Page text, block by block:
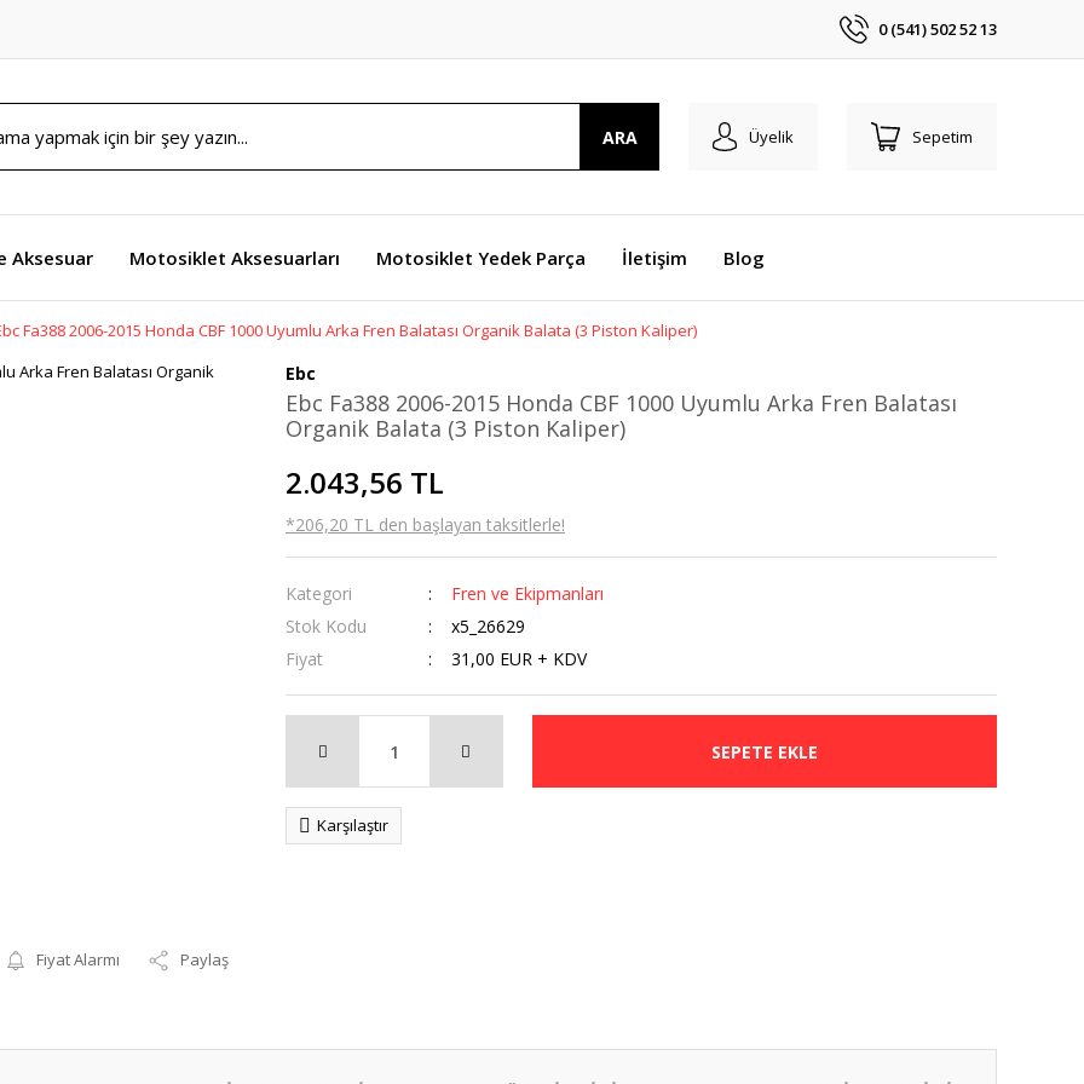
0 (541) 502 52 13
ARA Üyelik Sepetim
Aksesuar Motosiklet Aksesuarları Motosiklet Yedek Parça İletişim Blog
Fa388 2006-2015 Honda CBF 1000 Uyumlu Arka Fren Balatası Organik Balata (3 Piston Kaliper)
Fiyat Alarmı Paylaş
Ebc
Ebc Fa388 2006-2015 Honda CBF 1000 Uyumlu Arka Fren Balatası
Organik Balata (3 Piston Kaliper)
2.043,56 TL
*206,20 TL den başlayan taksitlerle!
Kategori
Fren ve Ekipmanları
Stok Kodu
x5_26629
Fiyat
31,00 EUR + KDV
SEPETE EKLE
Karşılaştır